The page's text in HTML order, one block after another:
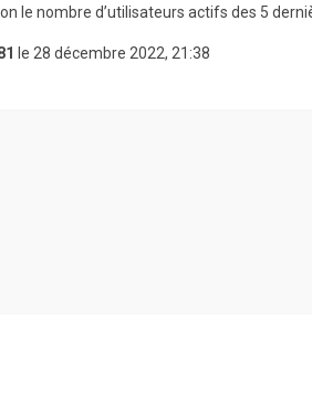
le nombre d’utilisateurs actifs des 5
le 28 décembre 2022, 21:38